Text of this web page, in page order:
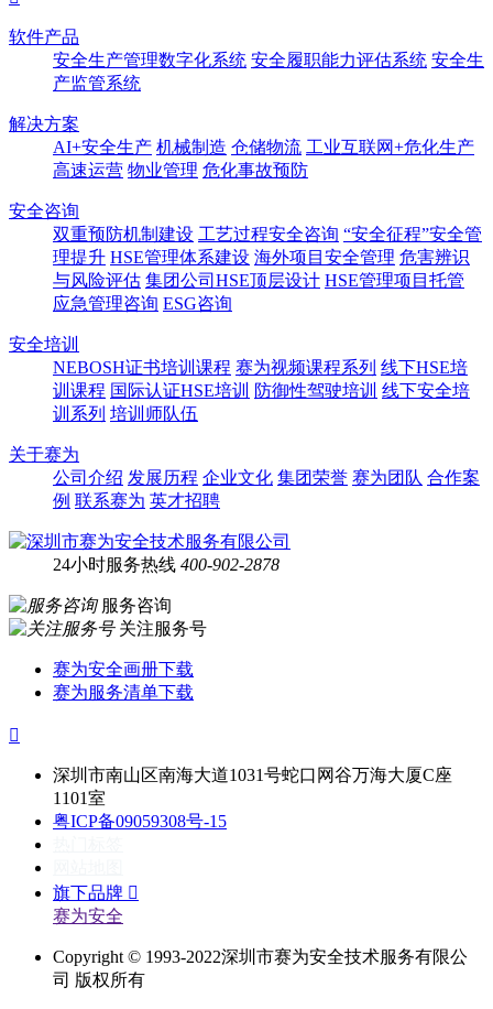
软件产品
安全生产管理数字化系统 安全履职能力评估系统 安全生
产监管系统
解决方案
AI+安全生产 机械制造 仓储物流 工业互联网+危化生产
高速运营 物业管理 危化事故预防
安全咨询
双重预防机制建设 工艺过程安全咨询 “安全征程”安全管
理提升 HSE管理体系建设 海外项目安全管理 危害辨识
与风险评估 集团公司HSE顶层设计 HSE管理项目托管
应急管理咨询 ESG咨询
安全培训
NEBOSH证书培训课程 赛为视频课程系列 线下HSE培
训课程 国际认证HSE培训 防御性驾驶培训 线下安全培
训系列 培训师队伍
关于赛为
公司介绍 发展历程 企业文化 集团荣誉 赛为团队 合作案
例 联系赛为 英才招聘
24小时服务热线 400-902-2878
服务咨询
关注服务号
赛为安全画册下载
赛为服务清单下载

深圳市南山区南海大道1031号蛇口网谷万海大厦C座
1101室
粤ICP备09059308号-15
旗下品牌 
赛为安全
Copyright © 1993-2022深圳市赛为安全技术服务有限公
司 版权所有